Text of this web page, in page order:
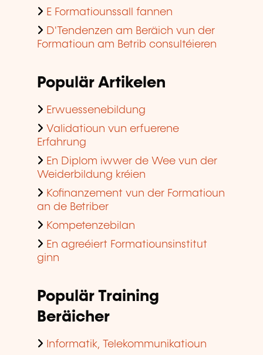
E Formatiounssall fannen
D'Tendenzen am Beräich vun der
Formatioun am Betrib consultéieren
Populär Artikelen
Erwuessenebildung
Validatioun vun erfuerene
Erfahrung
En Diplom iwwer de Wee vun der
Weiderbildung kréien
Kofinanzement vun der Formatioun
an de Betriber
Kompetenzebilan
En agreéiert Formatiounsinstitut
ginn
Populär Training
Beräicher
Informatik, Telekommunikatioun